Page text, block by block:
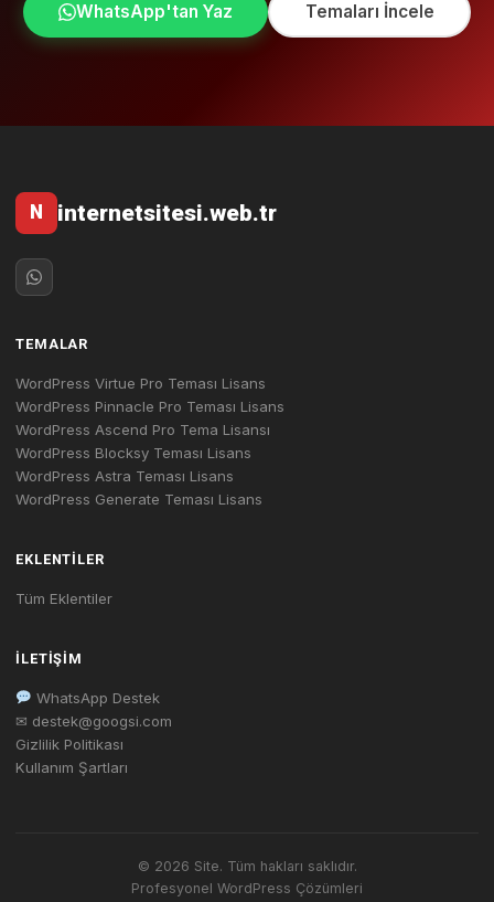
WhatsApp'tan Yaz Temaları İncele
N internetsitesi.web.tr
TEMALAR
WordPress Virtue Pro Teması Lisans
WordPress Pinnacle Pro Teması Lisans
WordPress Ascend Pro Tema Lisansı
WordPress Blocksy Teması Lisans
WordPress Astra Teması Lisans
WordPress Generate Teması Lisans
EKLENTILER
Tüm Eklentiler
İLETIŞIM
WhatsApp Destek
✉ destek@googsi.com
Gizlilik Politikası
Kullanım Şartları
© 2026 Site. Tüm hakları saklıdır.
Profesyonel WordPress Çözümleri